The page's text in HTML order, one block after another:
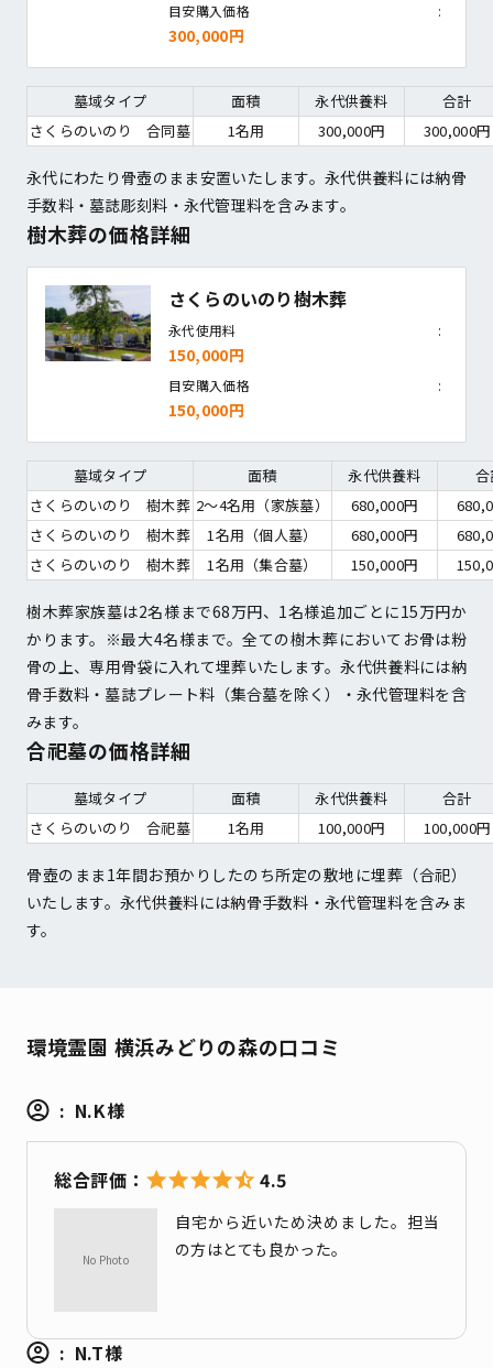
目安購入価格
300,000円
墓域タイプ 面積 永代供養料
合計
さくらのいのり　合同墓
1名用 300,000円 300,000円
永代にわたり骨壺のまま安置いたします。永代供養料には納骨
手数料・墓誌彫刻料・永代管理料を含みます。
樹木葬の価格詳細
さくらのいのり樹木葬
永代使用料
150,000円
目安購入価格
150,000円
墓域タイプ 面積 永代供養料
さくらのいのり　樹木葬 2～4名用（家族墓） 680,000円
さくらのいのり　樹木葬
1名用（個人墓） 680,000円
さくらのいのり　樹木葬
1名用（集合墓） 150,000円
樹木葬家族墓は2名様まで68万円、1名様追加ごとに15万円か
かります。※最大4名様まで。全ての樹木葬においてお骨は粉
骨の上、専用骨袋に入れて埋葬いたします。永代供養料には納
骨手数料・墓誌プレート料（集合墓を除く）・永代管理料を含
みます。
合祀墓の価格詳細
墓域タイプ 面積 永代供養料
合計
さくらのいのり　合祀墓
1名用 100,000円 100,000円
骨壺のまま1年間お預かりしたのち所定の敷地に埋葬（合祀）
いたします。永代供養料には納骨手数料・永代管理料を含みま
す。
環境霊園 横浜みどりの森の口コミ
N.K様
4.5
自宅から近いため決めました。担当
の方はとても良かった。
N.T様